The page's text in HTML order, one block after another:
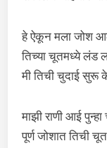
हे ऐकून मला जोश
तिच्या चूतमध्ये लंड
मी तिची चुदाई सुरू
माझी राणी आई
पूर्ण जोशात तिची